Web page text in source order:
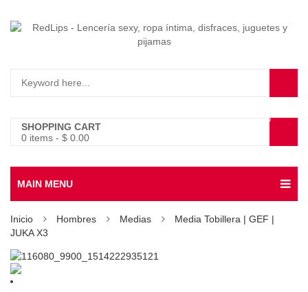
SHOPPING CART
0 items - $ 0.00
0
MAIN MENU
Inicio Hombres Medias
Media Tobillera | GEF |
JUKA X3